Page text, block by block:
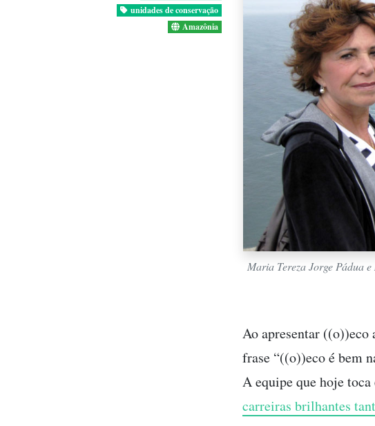
unidades de conservação
Amazônia
Maria Tereza Jorge Pádua
Ao apresentar ((o))eco
frase “((o))eco é bem
A equipe que hoje toca
carreiras brilhantes